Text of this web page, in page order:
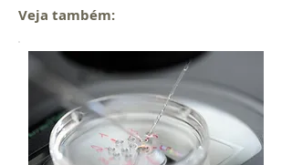
Veja também: